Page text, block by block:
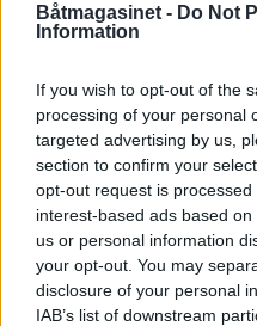
Båtmagasinet - Do Not
Information
If you wish to opt-out of the
processing of your personal
targeted advertising by us,
section to confirm your
opt-out request is
interest-based ads based
us or personal information
your opt-out. You may
disclosure of your personal
IAB’s list of downstream